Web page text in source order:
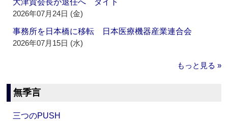
大津賀会長が退任へ ダイト
2026年07月24日 (金)
事務所を日本橋に移転 日本医療機器産業連合会
2026年07月15日 (水)
もっと見る »
無季言
三つのPUSH